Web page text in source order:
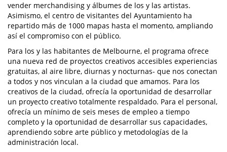
vender merchandising y álbumes de los y las artistas.
Asimismo, el centro de visitantes del Ayuntamiento ha
repartido más de 1000 mapas hasta el momento, ampliando
así el compromiso con el público.
Para los y las habitantes de Melbourne, el programa ofrece
una nueva red de proyectos creativos accesibles experiencias
gratuitas, al aire libre, diurnas y nocturnas- que nos conectan
a todos y nos vinculan a la ciudad que amamos. Para los
creativos de la ciudad, ofrecía la oportunidad de desarrollar
un proyecto creativo totalmente respaldado. Para el personal,
ofrecía un mínimo de seis meses de empleo a tiempo
completo y la oportunidad de desarrollar sus capacidades,
aprendiendo sobre arte público y metodologías de la
administración local.